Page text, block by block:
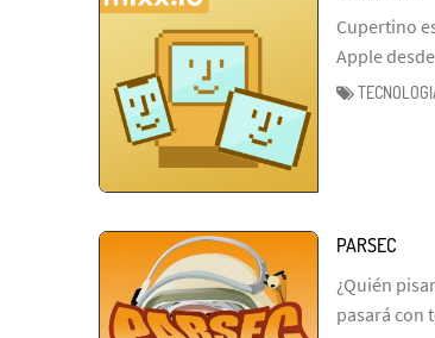
Cupertino
Apple
PARSEC
¿Quién
pasará con